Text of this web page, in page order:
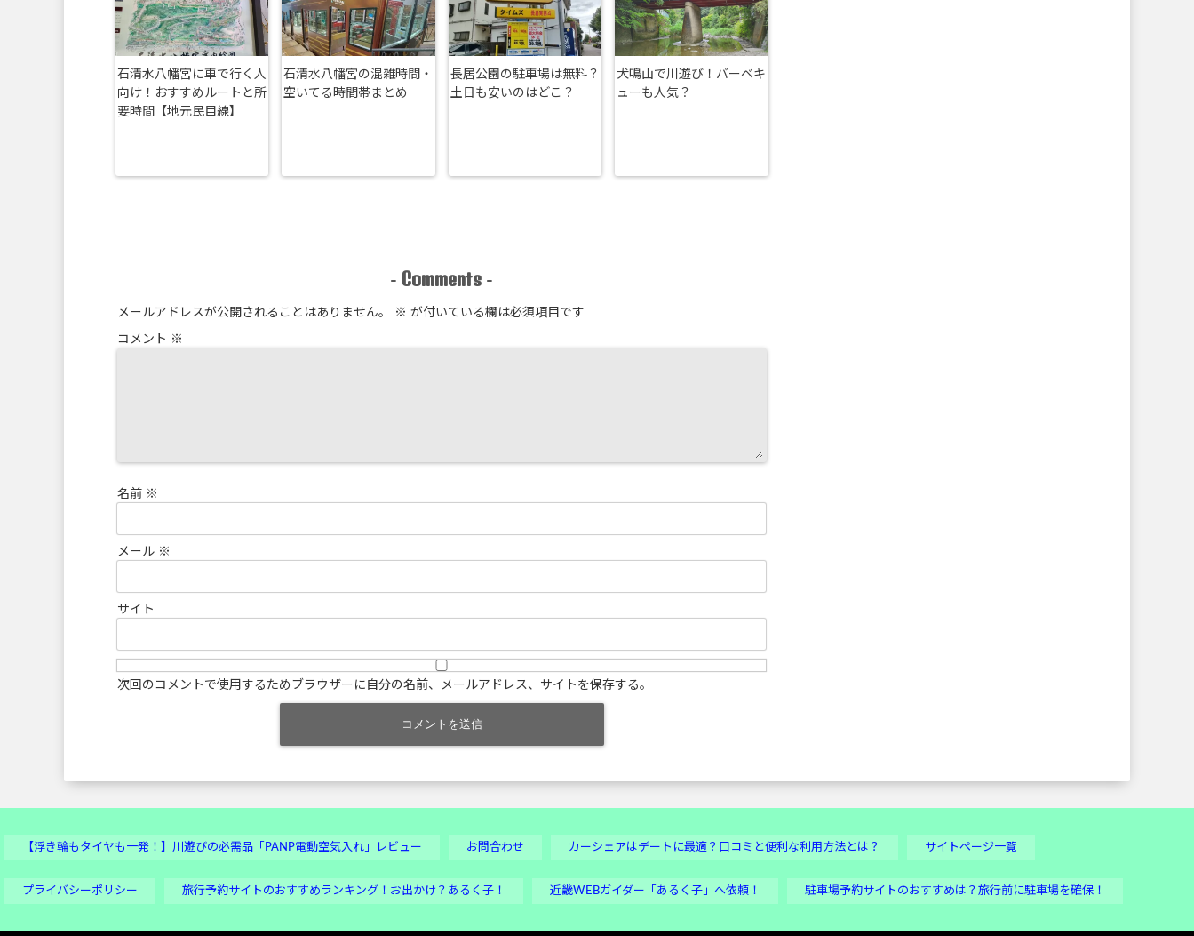
石清水八幡宮に車で行く人
向け！おすすめルートと所
要時間【地元民目線】
石清水八幡宮の混雑時間・
空いてる時間帯まとめ
長居公園の駐車場は無料？
土日も安いのはどこ？
犬鳴山で川遊び！バーベキ
ューも人気？
- Comments -
メールアドレスが公開されることはありません。 ※ が付いている欄は必須項目です
コメント ※
名前 ※
メール ※
サイト
次回のコメントで使用するためブラウザーに自分の名前、メールアドレス、サイトを保存する。
【浮き輪もタイヤも一発！】川遊びの必需品「PANP電動空気入れ」レビュー お問合わせ カーシェアはデートに最適？口コミと便利な利用方法とは？ サイトページ一覧
プライバシーポリシー 旅行予約サイトのおすすめランキング！お出かけ？あるく子！ 近畿WEBガイダー「あるく子」へ依頼！ 駐車場予約サイトのおすすめは？旅行前に駐車場を確保！